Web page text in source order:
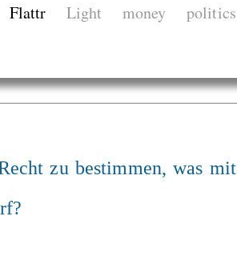
Flattr Light money politics
zu bestimmen, was mit